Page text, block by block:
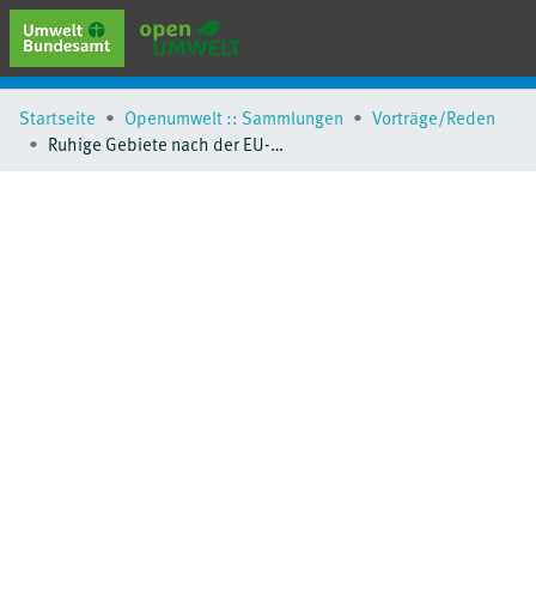
erweiterte Suche
Browse
Startseite Openumwelt :: Sammlungen
Vorträge/Reden
Ruhige Gebiete nach der EU-Umgebungslärmrichtlinie